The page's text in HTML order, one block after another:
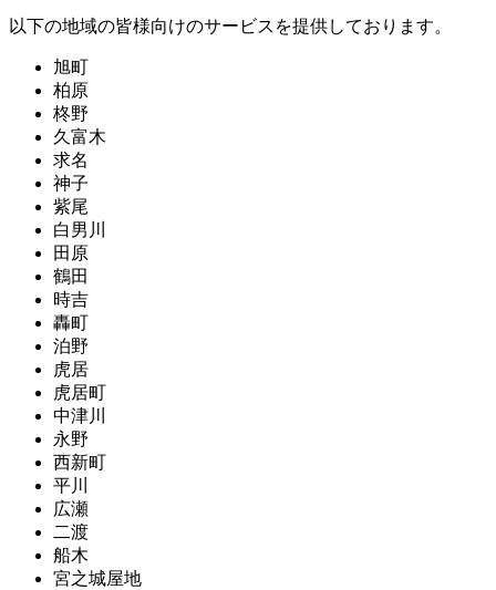
以下の地域の皆様向けのサービスを提供しております。
旭町
柏原
柊野
久富木
求名
神子
紫尾
白男川
田原
鶴田
時吉
轟町
泊野
虎居
虎居町
中津川
永野
西新町
平川
広瀬
二渡
船木
宮之城屋地